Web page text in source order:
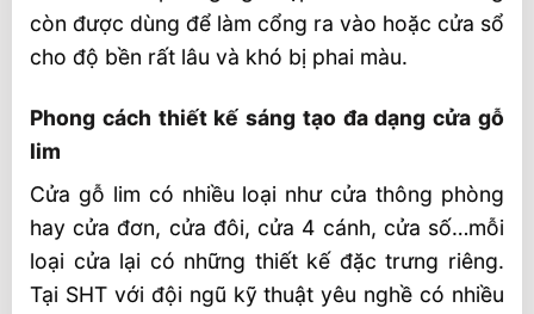
còn được dùng để làm cổng ra vào hoặc cửa sổ
cho độ bền rất lâu và khó bị phai màu.
Phong cách thiết kế sáng tạo đa dạng cửa gỗ
lim
Cửa gỗ lim có nhiều loại như cửa thông phòng
hay cửa đơn, cửa đôi, cửa 4 cánh, cửa số…mỗi
loại cửa lại có những thiết kế đặc trưng riêng.
Tại SHT với đội ngũ kỹ thuật yêu nghề có nhiều